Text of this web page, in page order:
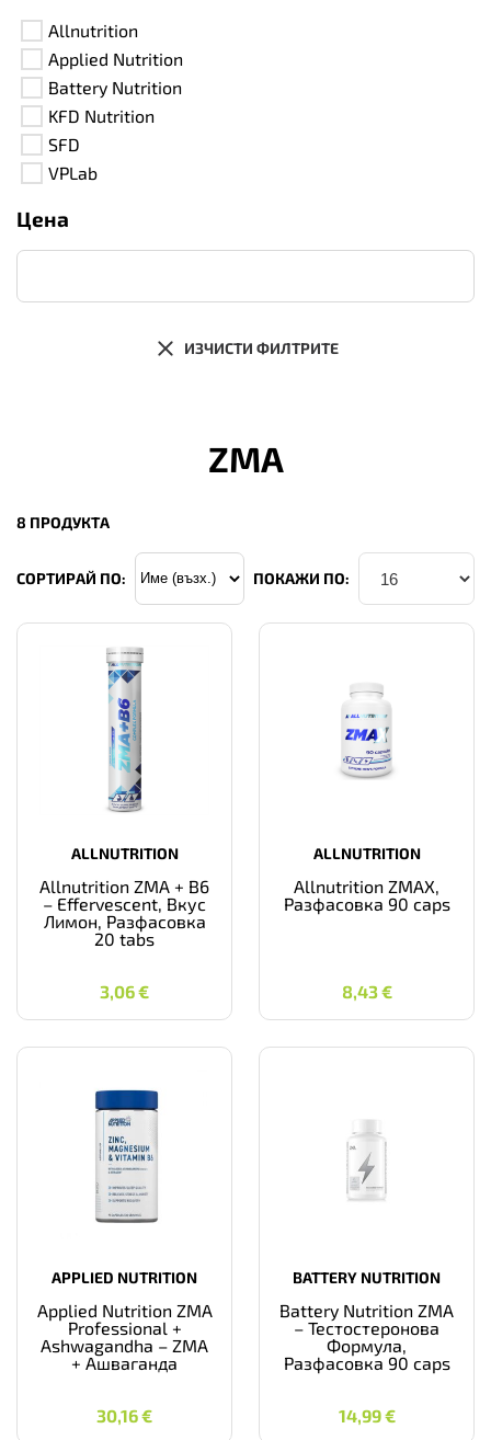
Allnutrition
Applied Nutrition
Battery Nutrition
KFD Nutrition
SFD
VPLab
Цена
ИЗЧИСТИ ФИЛТРИТЕ
ZMA
8 ПРОДУКТА
СОРТИРАЙ ПО: ПОКАЖИ ПО:
ALLNUTRITION
Allnutrition ZMA + B6
– Effervescent, Вкус
Лимон, Разфасовка
20 tabs
3,06€
3,06 €
ALLNUTRITION
Allnutrition ZMAX,
Разфасовка 90 caps
8,43€
8,43
APPLIED NUTRITION
Applied Nutrition ZMA
Professional +
Ashwagandha – ZMA
+ Ашваганда
30,16€
30,16 €
BATTERY NUTRITION
Battery Nutrition ZMA
– Тестостеронова
Формула,
Разфасовка 90 caps
14,99€
14,99